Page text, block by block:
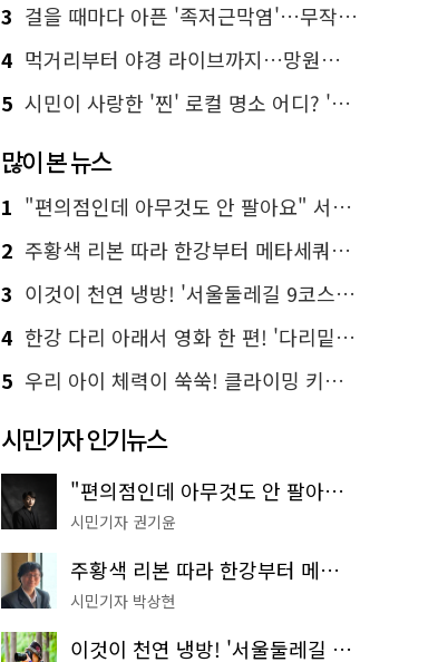
3 걸을 때마다 아픈 '족저근막염'…무작정 참지 말고 '이것' 해보세요!
4 먹거리부터 야경 라이브까지…망원한강공원 알짜 코스
5 시민이 사랑한 '찐' 로컬 명소 어디? '서울에디션25' 추천 코스
많이 본 뉴스
1 "편의점인데 아무것도 안 팔아요" 서울에서 가장 특별한 편의점의 정체
2 주황색 리본 따라 한강부터 메타세쿼이아 숲길까지…서울둘레길 15코스
3 이것이 천연 냉방! '서울둘레길 9코스'로 숲속 피서 떠나볼까
4 한강 다리 아래서 영화 한 편! '다리밑 영화관' 무료 상영
5 우리 아이 체력이 쑥쑥! 클라이밍 키즈카페·어린이 체력장
시민기자 인기뉴스
"편의점인데 아무것도 안 팔아요" 서울에서 가장 특별한 편의점의 정체
시민기자 권기윤
주황색 리본 따라 한강부터 메타세쿼이아 숲길까지…서울둘레길 15코스
시민기자 박상현
이것이 천연 냉방! '서울둘레길 9코스'로 숲속 피서 떠나볼까